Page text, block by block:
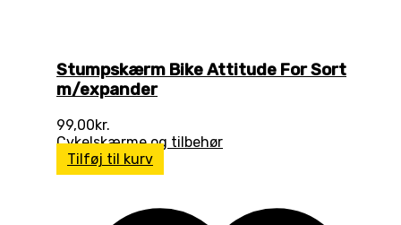
Stumpskærm Bike Attitude For Sort
m/expander
99,00kr.
Cykelskærme og tilbehør
Tilføj til kurv